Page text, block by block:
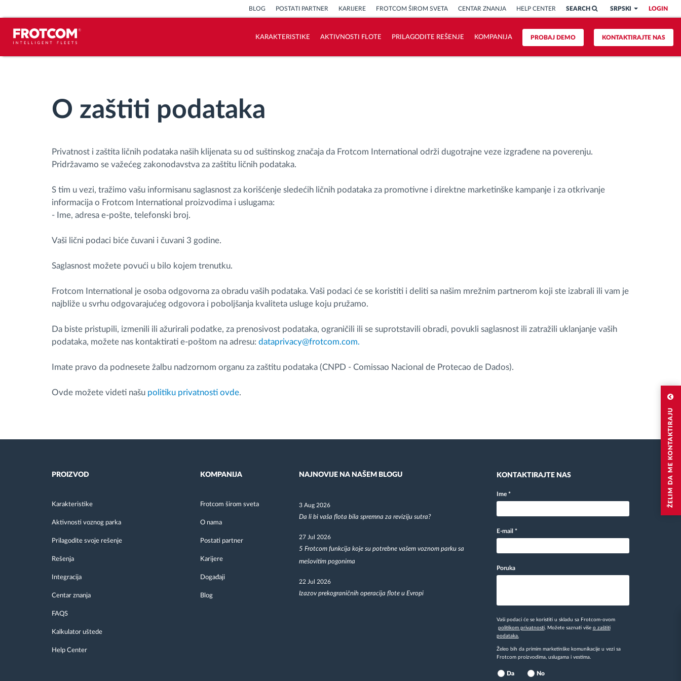
ŽELIM DA ME KONTAKTIRAJU
LOGIN
SRPSKI
SEARCH
BLOG POSTATI PARTNER KARIJERE FROTCOM ŠIROM SVETA CENTAR ZNANJA HELP CENTER
KONTAKTIRAJTE NAS
PROBAJ DEMO
KARAKTERISTIKE AKTIVNOSTI FLOTE PRILAGODITE REŠENJE KOMPANIJA
Analiza ponašanja u vožnji
Praćenje vremena vožnje
Upravljanje radnom snagom
Kontrola pristupa
Upravljanje gorivom
Planiranje i nadgledanje rute
Automatska identifikacija vozača
Otkrijte sve funkcije
Kalkulator uštede
O zaštiti podataka
Privatnost i zaštita ličnih podataka naših klijenata su od suštinskog značaja da Frotcom International održi dugotrajne veze izgrađene na poverenju.
Pridržavamo se važećeg zakonodavstva za zaštitu ličnih podataka.
S tim u vezi, tražimo vašu informisanu saglasnost za korišćenje sledećih ličnih podataka za promotivne i direktne marketinške kampanje i za otkrivanje
informacija o Frotcom International proizvodima i uslugama:
- Ime, adresa e-pošte, telefonski broj.
Vaši lični podaci biće čuvani i čuvani 3 godine.
Saglasnost možete povući u bilo kojem trenutku.
Frotcom International je osoba odgovorna za obradu vaših podataka. Vaši podaci će se koristiti i deliti sa našim mrežnim partnerom koji ste izabrali ili vam je
najbliže u svrhu odgovarajućeg odgovora i poboljšanja kvaliteta usluge koju pružamo.
Da biste pristupili, izmenili ili ažurirali podatke, za prenosivost podataka, ograničili ili se suprotstavili obradi, povukli saglasnost ili zatražili uklanjanje vaših
podataka, možete nas kontaktirati e-poštom na adresu: dataprivacy@frotcom.com.
Imate pravo da podnesete žalbu nadzornom organu za zaštitu podataka (CNPD - Comissao Nacional de Protecao de Dados).
Ovde možete videti našu politiku privatnosti ovde.
PROIZVOD
Karakteristike
Aktivnosti voznog parka
Prilagodite svoje rešenje
Rešenja
Integracija
Centar znanja
FAQS
Kalkulator uštede
Help Center
KOMPANIJA
Frotcom širom sveta
O nama
Postati partner
Karijere
Događaji
Blog
NAJNOVIJE NA NAŠEM BLOGU
3 Aug 2026
Da li bi vaša flota bila spremna za reviziju sutra?
27 Jul 2026
5 Frotcom funkcija koje su potrebne vašem voznom parku sa
mešovitim pogonima
22 Jul 2026
Izazov prekograničnih operacija flote u Evropi
KONTAKTIRAJTE NAS
Ime *
E-mail *
Poruka
Vaši podaci će se koristiti u skladu sa Frotcom-ovom
politikom privatnosti. Možete saznati više o zaštiti
podataka.
Želeo bih da primim marketinške komunikacije u vezi sa
Frotcom proizvodima, uslugama i vestima.
Da No